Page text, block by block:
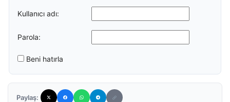
Kullanıcı adı:
Parola:
Beni hatırla
Paylaş: